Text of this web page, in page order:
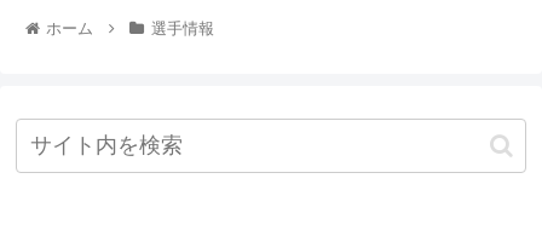
ホーム 選手情報